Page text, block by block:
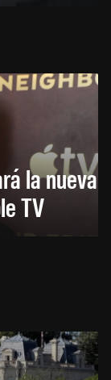
la nueva
TV